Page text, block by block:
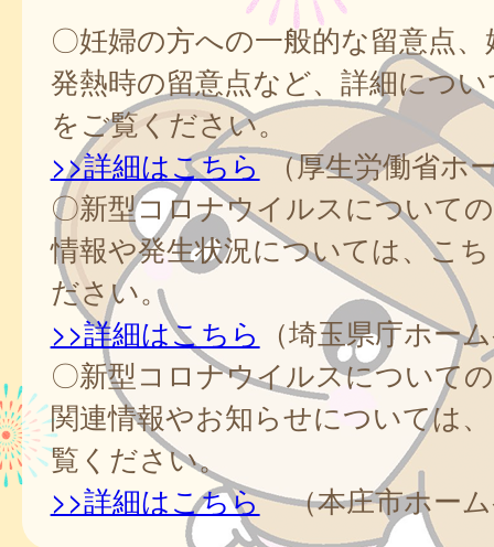
〇妊婦の方への一般的な留意点
発熱時の留意点など、詳細につ
をご覧ください。
>>詳細はこちら（厚生労働省ホ
〇新型コロナウイルスについて
情報や発生状況については、こ
ださい。
>>詳細はこちら
（埼玉県庁ホー
〇新型コロナウイルスについて
関連情報やお知らせについては
覧ください。
>>詳細はこちら（本庄市ホーム